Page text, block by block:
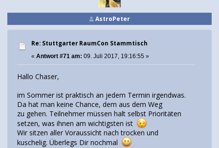
AstroPeter
Re: Stuttgarter RaumCon Stammtisch
« Antwort #71 am: 09. Juli 2017, 19:16:55 »
Hallo Chaser,
im Sommer ist praktisch an jedem Termin irgendwas.
Da hat man keine Chance, dem aus dem Weg
zu gehen. Teilnehmer müssen halt selbst Prioritäten
setzen, was ihnen am wichtigsten ist
Wir sitzen aller Voraussicht nach trocken und
kuschelig. Überlegs Dir nochmal